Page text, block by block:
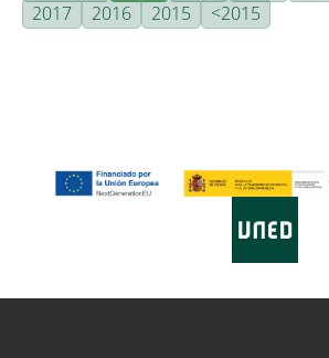
2017
2016 2015 <2015